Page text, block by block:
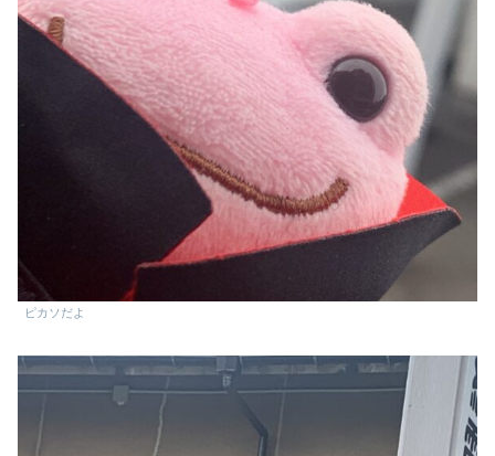
ピカソだよ